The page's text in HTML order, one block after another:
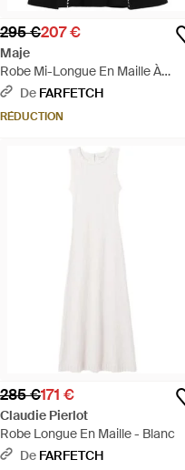
295 €207 €
Maje
Robe Mi-Longue En Maille À
Bords Festonnés - Noir
De FARFETCH
RÉDUCTION
285 €171 €
Claudie Pierlot
Robe Longue En Maille - Blanc
De FARFETCH